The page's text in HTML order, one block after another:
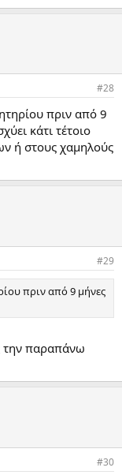
#28
πριν από 9
κάτι τέτοιο
ή στους χαμηλούς
#29
πριν από 9 μήνες
την παραπάνω
#30